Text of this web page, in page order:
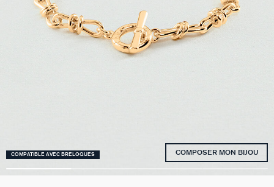
COMPOSER MON BIJOU
COMPATIBLE AVEC BRELOQUES